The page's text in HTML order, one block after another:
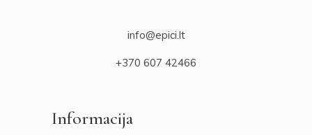
info@epici.lt
+370 607 42466
Informacija